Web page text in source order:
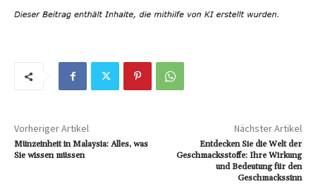
Vorheriger Artikel
Münzeinheit in Malaysia: Alles, was
Sie wissen müssen
Nächster Artikel
Entdecken Sie die Welt der
Geschmacksstoffe: Ihre Wirkung
und Bedeutung für den
Geschmackssinn